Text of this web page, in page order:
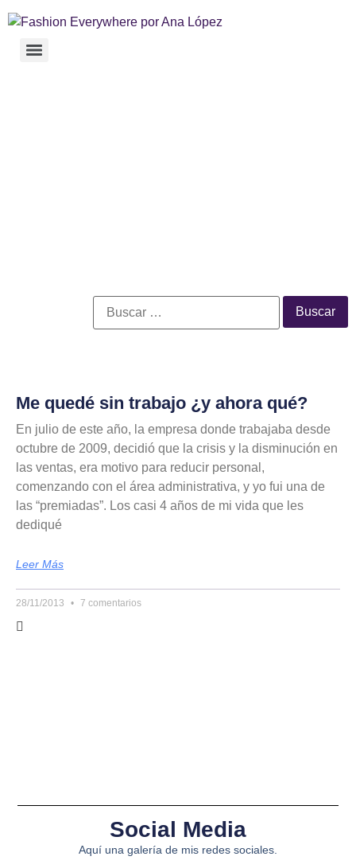
Me quedé sin trabajo ¿y ahora qué?
En julio de este año, la empresa donde trabajaba desde
octubre de 2009, decidió que la crisis y la disminución en
las ventas, era motivo para reducir personal,
comenzando con el área administrativa, y yo fui una de
las “premiadas”. Los casi 4 años de mi vida que les
dediqué
Leer Más
28/11/2013 7 comentarios
Social Media
Aquí una galería de mis redes sociales.